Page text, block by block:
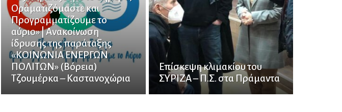
Οραματιζόμαστε και
Προγραμματίζουμε το
αύριο» | Ανακοίνωση
ίδρυσης της παράταξης
«ΚΟΙΝΩΝΙΑ ΕΝΕΡΓΩΝ
ΠΟΛΙΤΩΝ» (Βόρεια)
Τζουμέρκα – Καστανοχώρια
Επίσκεψη κλιμακίου του
ΣΥΡΙΖΑ – Π.Σ. στα Πράμαντα